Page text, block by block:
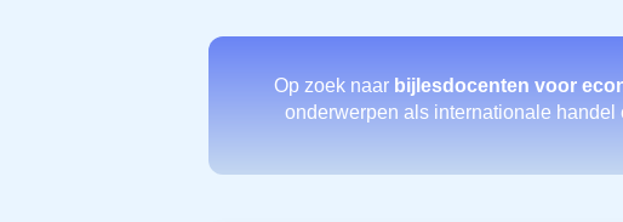
Op zoek naar bijlesdocenten voor
onderwerpen als internationale